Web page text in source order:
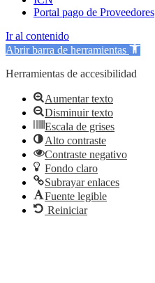
Portal pago de Proveedores
Ir al contenido
Abrir barra de herramientas
Herramientas de accesibilidad
Aumentar texto
Disminuir texto
Escala de grises
Alto contraste
Contraste negativo
Fondo claro
Subrayar enlaces
Fuente legible
Reiniciar